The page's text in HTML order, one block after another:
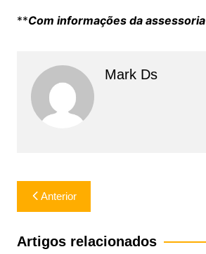
**Com informações da assessoria
Mark Ds
Navegação
de
Post
Anterior
Artigos relacionados